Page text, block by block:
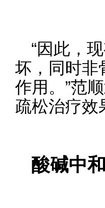
“因此，
坏，同时非
作用。”范
疏松治疗效
酸碱中